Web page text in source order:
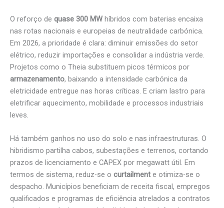
O reforço de quase 300 MW híbridos com baterias encaixa
nas rotas nacionais e europeias de neutralidade carbónica.
Em 2026, a prioridade é clara: diminuir emissões do setor
elétrico, reduzir importações e consolidar a indústria verde.
Projetos como o Theia substituem picos térmicos por
armazenamento, baixando a intensidade carbónica da
eletricidade entregue nas horas críticas. E criam lastro para
eletrificar aquecimento, mobilidade e processos industriais
leves.
Há também ganhos no uso do solo e nas infraestruturas. O
hibridismo partilha cabos, subestações e terrenos, cortando
prazos de licenciamento e CAPEX por megawatt útil. Em
termos de sistema, reduz-se o curtailment e otimiza-se o
despacho. Municípios beneficiam de receita fiscal, empregos
qualificados e programas de eficiência atrelados a contratos